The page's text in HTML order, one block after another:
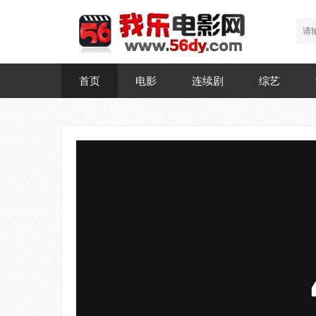
首页 电影 连续剧 综艺